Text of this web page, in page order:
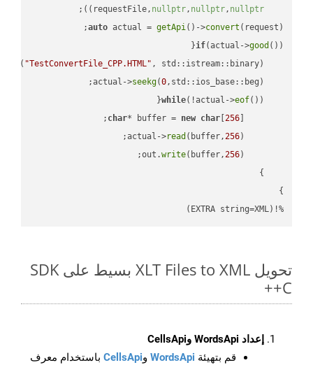
    requestFile,
nullptr, nullptr, nullptr
))
;
auto actual = getApi()->convert (request);
if(actual->good
( "TestConvertFile_CPP.HTML" , std::istream::binary)
seekg(0
while(!actual->eof
char* buffer = new char[ 256
read (buffer,256
write(buffer,256
%!(EXTRA string=XML)
تحويل XLT Files to XML بسيط على SDK
C++
إعداد WordsApi وCellsApi
قم بتهيئة WordsApi وCellsApi باستخدام معرف